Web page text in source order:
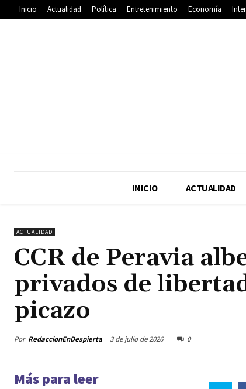
Inicio Actualidad Política Entretenimiento Economía
INICIO ACTUALIDAD
ACTUALIDAD
CCR de Peravia
privados de
picazo
Por RedaccionEnDespierta 3 de julio de 2026 0
Más para leer